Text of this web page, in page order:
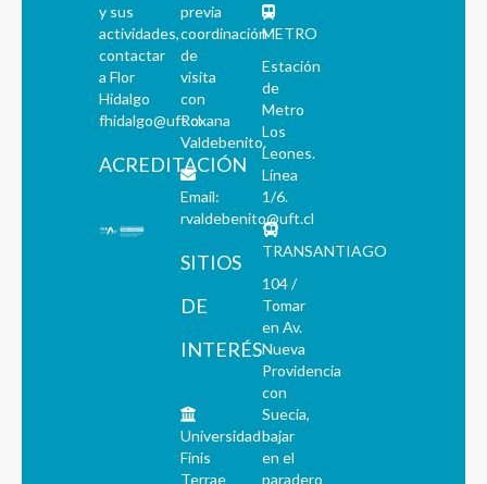
y sus
actividades,
contactar
a Flor
Hidalgo
fhidalgo@uft.cl
ACREDITACIÓN
previa
coordinación
de
visita
con
Roxana
Valdebenito.
Email:
rvaldebenito@uft.cl
SITIOS
DE
INTERÉS
Universidad
Finis
Terrae
METRO
Estación
de
Metro
Los
Leones.
Línea
1/6.
TRANSANTIAGO
104 /
Tomar
en Av.
Nueva
Providencia
con
Suecia,
bajar
en el
paradero